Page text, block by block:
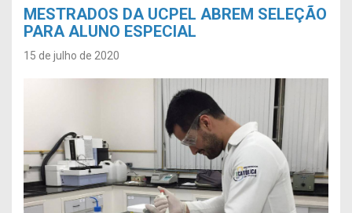
MESTRADOS DA UCPEL ABREM SELEÇÃO
PARA ALUNO ESPECIAL
15 de julho de 2020